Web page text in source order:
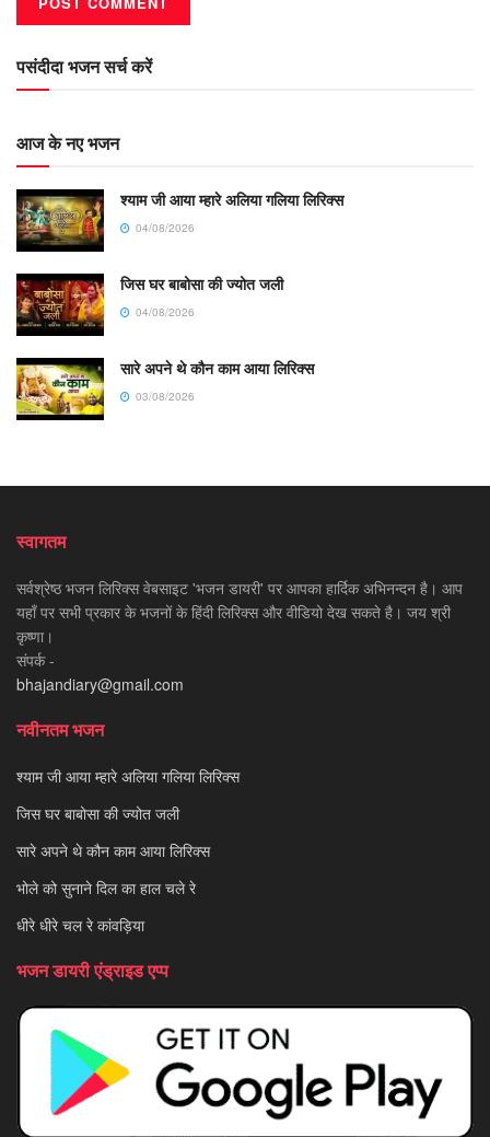
पसंदीदा भजन सर्च करें
आज के नए भजन
श्याम जी आया म्हारे अलिया गलिया लिरिक्स
04/08/2026
जिस घर बाबोसा की ज्योत जली
04/08/2026
सारे अपने थे कौन काम आया लिरिक्स
03/08/2026
स्वागतम
सर्वश्रेष्ठ भजन लिरिक्स वेबसाइट 'भजन डायरी' पर आपका हार्दिक अभिनन्दन है। आप
यहाँ पर सभी प्रकार के भजनों के हिंदी लिरिक्स और वीडियो देख सकते है। जय श्री
कृष्णा।
संपर्क -
bhajandiary@gmail.com
नवीनतम भजन
श्याम जी आया म्हारे अलिया गलिया लिरिक्स
जिस घर बाबोसा की ज्योत जली
सारे अपने थे कौन काम आया लिरिक्स
भोले को सुनाने दिल का हाल चले रे
धीरे धीरे चल रे कांवड़िया
भजन डायरी एंड्राइड एप्प